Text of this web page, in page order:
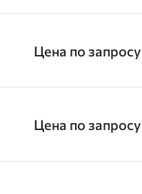
Цена по запросу
Цена по запросу